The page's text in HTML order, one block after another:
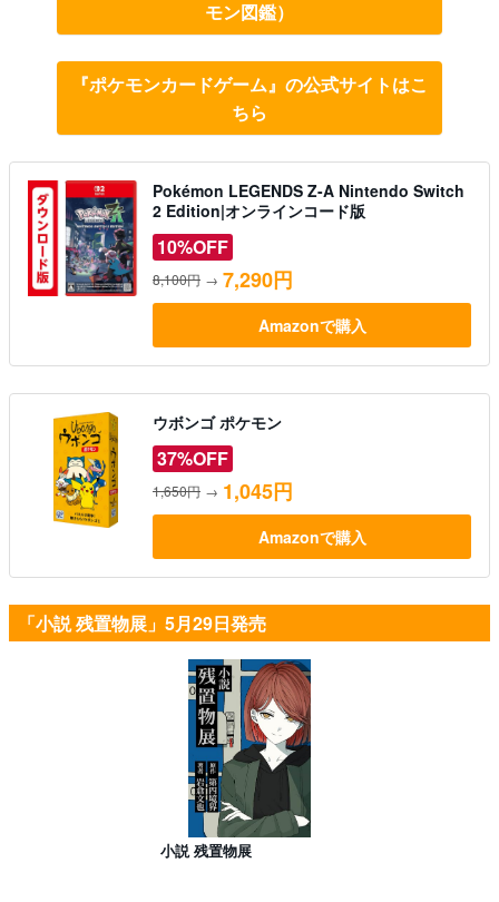
モン図鑑）
『ポケモンカードゲーム』の公式サイトはこ
ちら
Pokémon LEGENDS Z-A Nintendo Switch
2 Edition|オンラインコード版
10%OFF
8,100円 → 7,290円
Amazonで購入
ウボンゴ ポケモン
37%OFF
1,650円 → 1,045円
Amazonで購入
「小説 残置物展」5月29日発売
小説 残置物展